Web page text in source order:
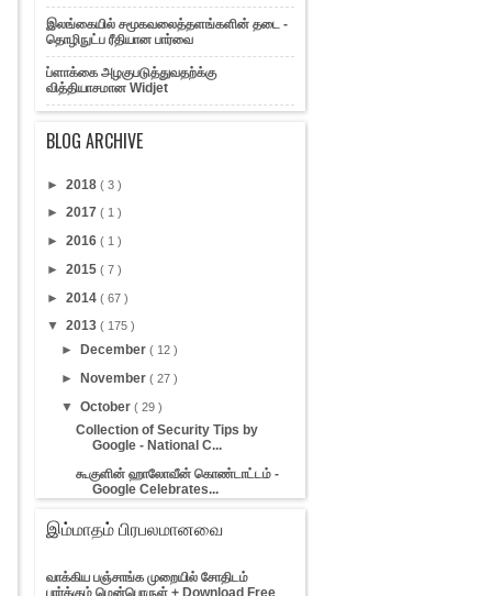
இலங்கையில் சமூகவலைத்தளங்களின் தடை -
தொழிநுட்ப ரீதியான பார்வை
ப்ளாக்கை அழகுபடுத்துவதற்க்கு
வித்தியாசமான Widjet
BLOG ARCHIVE
► 2018 ( 3 )
► 2017 ( 1 )
► 2016 ( 1 )
► 2015 ( 7 )
► 2014 ( 67 )
▼ 2013 ( 175 )
► December( 12 )
►November( 27 )
▼October( 29 )
Collection of Security Tips by
Google - National C...
கூகுளின் ஹாலோவீன் கொண்டாட்டம் -
Google Celebrates...
Introducing New 1400 Generic Top-
level Domains - ப...
Wonders of the Wor...
இம்மாதம் பிரபலமானவை
வாக்கிய பஞ்சாங்க முறையில் சோதிடம்
பார்க்கும் மென்பொருள் + Download Free